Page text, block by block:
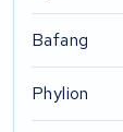
Bafang
Phylion